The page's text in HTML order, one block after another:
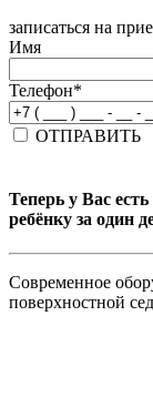
записаться на
Имя
Телефон*
ОТПРАВИТЬ
Теперь у Вас
ребёнку за один
Современное
поверхностной